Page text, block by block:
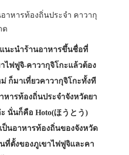
อาหารท้องถิ่นประจำ คาวากุ
ด
นะนำร้านอาหารขึ้นชื่อที่
ไฟฟูจิ‐คาวากุจิโกะแล้วต้อง
ก็มาเที่ยวคาวากุจิโกะทั้งที
หารท้องถิ่นประจำจังหวัดยา
นั่นก็คือ Hoto(ほうとう)
ป็นอาหารท้องถิ่นของจังหวัด
ที่ตั้งของภูเขาไฟฟูจิและคา